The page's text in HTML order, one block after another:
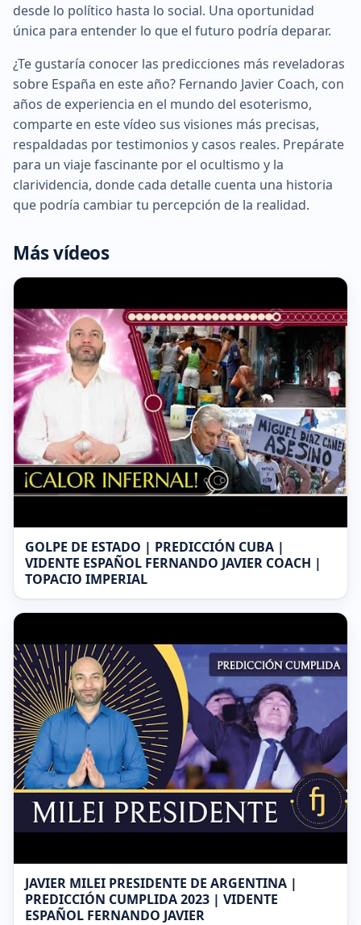
desde lo político hasta lo social. Una oportunidad
única para entender lo que el futuro podría deparar.
¿Te gustaría conocer las predicciones más reveladoras
sobre España en este año? Fernando Javier Coach, con
años de experiencia en el mundo del esoterismo,
comparte en este vídeo sus visiones más precisas,
respaldadas por testimonios y casos reales. Prepárate
para un viaje fascinante por el ocultismo y la
clarividencia, donde cada detalle cuenta una historia
que podría cambiar tu percepción de la realidad.
Más vídeos
GOLPE DE ESTADO | PREDICCIÓN CUBA |
VIDENTE ESPAÑOL FERNANDO JAVIER COACH |
TOPACIO IMPERIAL
JAVIER MILEI PRESIDENTE DE ARGENTINA |
PREDICCIÓN CUMPLIDA 2023 | VIDENTE
ESPAÑOL FERNANDO JAVIER